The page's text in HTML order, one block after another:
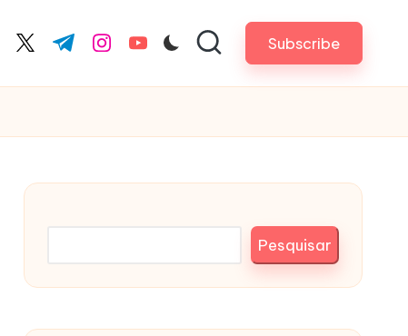
twitter.com
t.me instagram.com
youtube.com Subscribe
Pesquisar
Pesquisar